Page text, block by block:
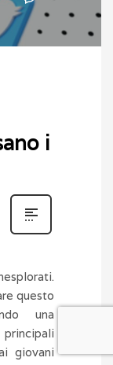
i
questo
una
giovani